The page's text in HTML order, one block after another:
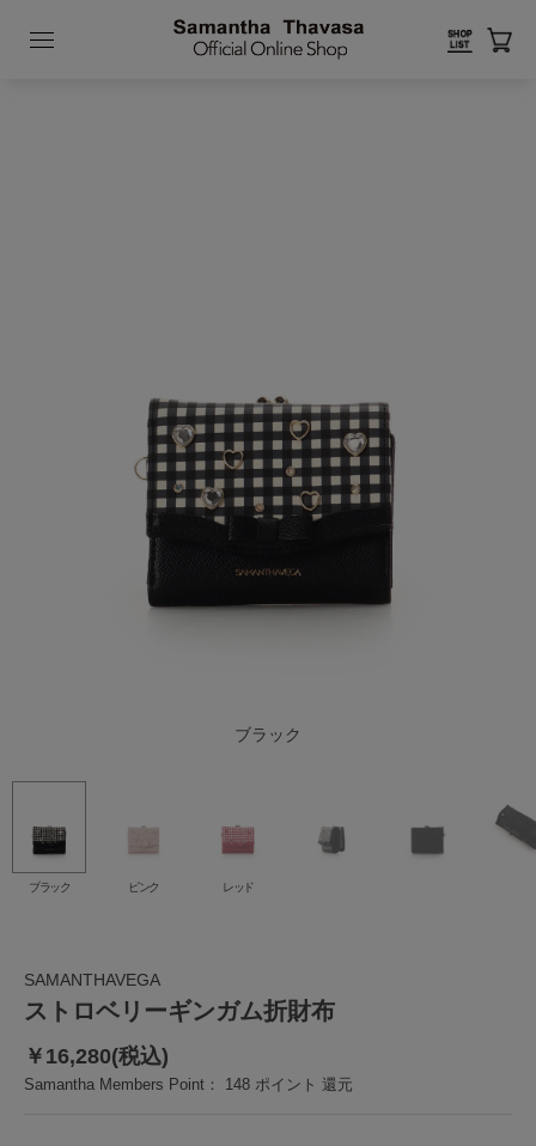
ブラック
ピンク
レッド
ブラック ピンク レッド
SAMANTHAVEGA
ストロベリーギンガム折財布
￥16,280(税込)
Samantha Members Point： 148 ポイント 還元